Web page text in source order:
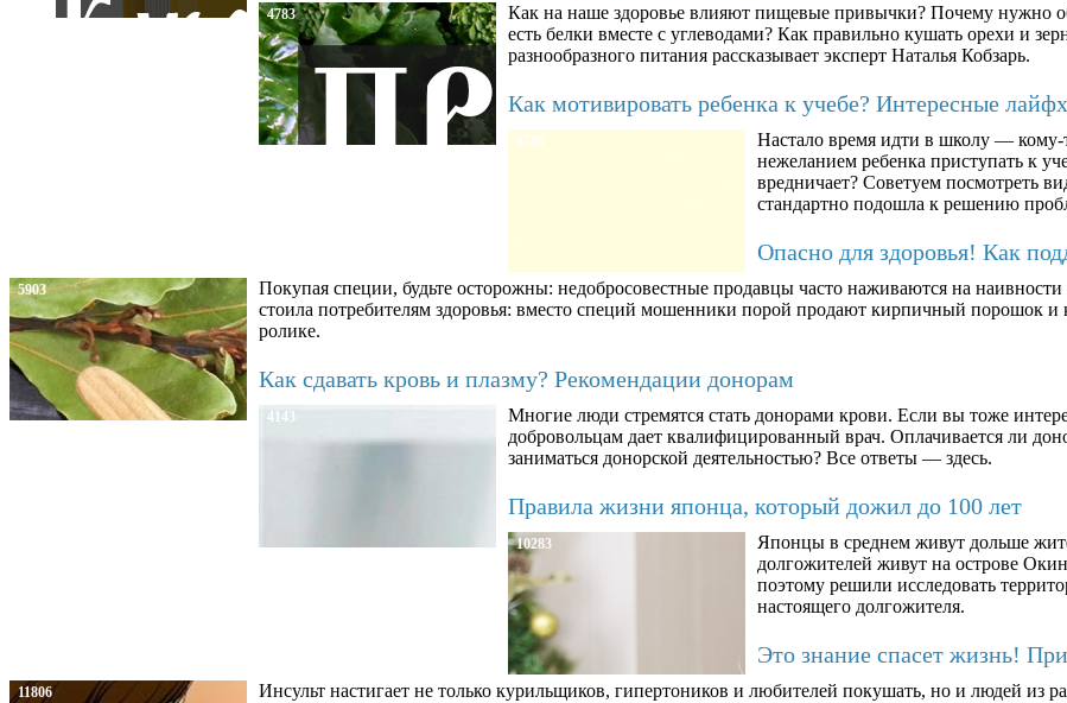
4783
Как на наше здоровье влияют пищевые привычки? Почему нужно
есть белки вместе с углеводами? Как правильно кушать орехи и
разнообразного питания рассказывает эксперт Наталья Кобзарь.
Как мотивировать ребенка к учебе? Интересные
8780
Настало время идти в школу — кому-
нежеланием ребенка приступать к
вредничает? Советуем посмотреть
стандартно подошла к решению
Опасно для здоровья! Как
5903
Покупая специи, будьте осторожны: недобросовестные продавцы часто наживаются на
стоила потребителям здоровья: вместо специй мошенники порой продают кирпичный порошок и
ролике.
Как сдавать кровь и плазму? Рекомендации донорам
4143
Многие люди стремятся стать донорами крови. Если вы тоже
добровольцам дает квалифицированный врач. Оплачивается ли
заниматься донорской деятельностью? Все ответы — здесь.
Правила жизни японца, который дожил до 100 лет
10283
Японцы в среднем живут дольше
долгожителей живут на острове
поэтому решили исследовать
настоящего долгожителя.
Это знание спасет жизнь!
11806
Инсульт настигает не только курильщиков, гипертоников и любителей покушать, но и людей из